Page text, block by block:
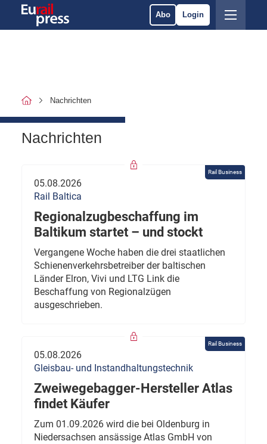
Abo Login
Nachrichten
Nachrichten
Rail Business
05.08.2026
Rail Baltica
Regionalzugbeschaffung im
Baltikum startet – und stockt
Vergangene Woche haben die drei staatlichen
Schienenverkehrsbetreiber der baltischen
Länder Elron, Vivi und LTG Link die
Beschaffung von Regionalzügen
ausgeschrieben.
Rail Business
05.08.2026
Gleisbau- und Instandhaltungstechnik
Zweiwegebagger-Hersteller Atlas
findet Käufer
Zum 01.09.2026 wird die bei Oldenburg in
Niedersachsen ansässige Atlas GmbH von